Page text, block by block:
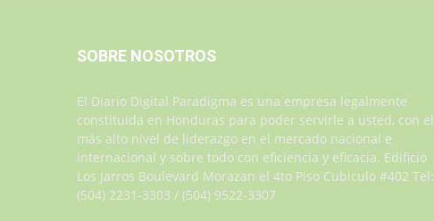
SOBRE NOSOTROS
El Diario Digital Paradigma es una empresa legalmente
constituida en Honduras para poder servirle a usted, con el
más alto nivel de liderazgo en el mercado nacional e
internacional y sobre todo con eficiencia y eficacia. Edificio
Los Jarros Boulevard Morazan el 4to Piso Cubiculo #402 Tel:
(504) 2231-3303 / (504) 9522-3307